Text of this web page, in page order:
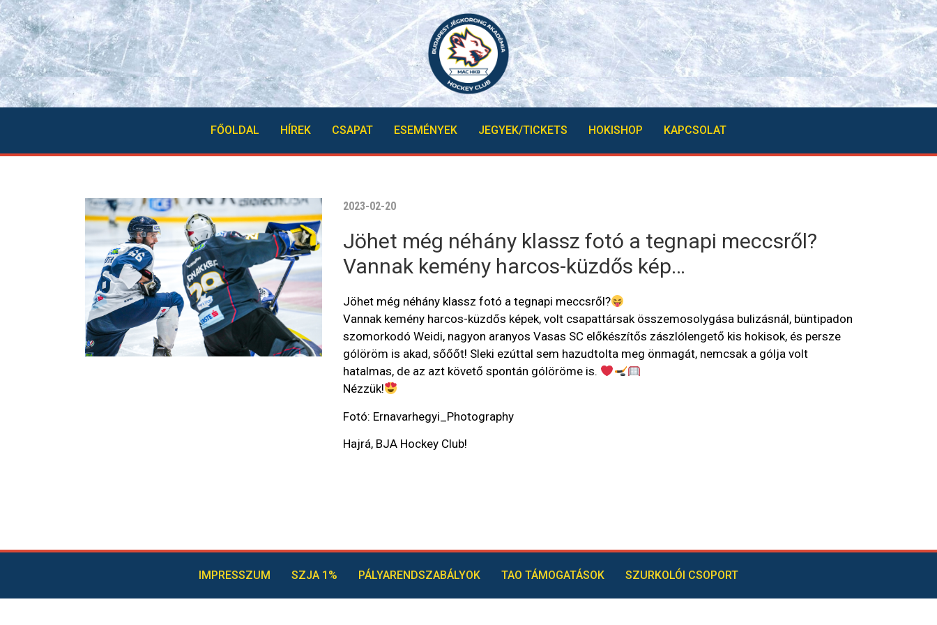
FŐOLDAL HÍREK CSAPAT ESEMÉNYEK JEGYEK/TICKETS HOKISHOP KAPCSOLAT
2023-02-20
Jöhet még néhány klassz fotó a tegnapi meccsről?
Vannak kemény harcos-küzdős kép…
Jöhet még néhány klassz fotó a tegnapi meccsről?
Vannak kemény harcos-küzdős képek, volt csapattársak összemosolygása bulizásnál, büntipadon
szomorkodó Weidi, nagyon aranyos Vasas SC előkészítős zászlólengető kis hokisok, és persze
gólöröm is akad, sőőőt! Sleki ezúttal sem hazudtolta meg önmagát, nemcsak a gólja volt
hatalmas, de az azt követő spontán gólöröme is.
Nézzük!
Fotó: Ernavarhegyi_Photography
Hajrá, BJA Hockey Club!
IMPRESSZUM SZJA 1% PÁLYARENDSZABÁLYOK TAO TÁMOGATÁSOK SZURKOLÓI CSOPORT